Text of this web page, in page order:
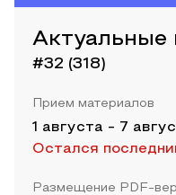
Актуальные
#32 (318)
Прием материалов
1 августа - 7
Остался
Размещение PDF-